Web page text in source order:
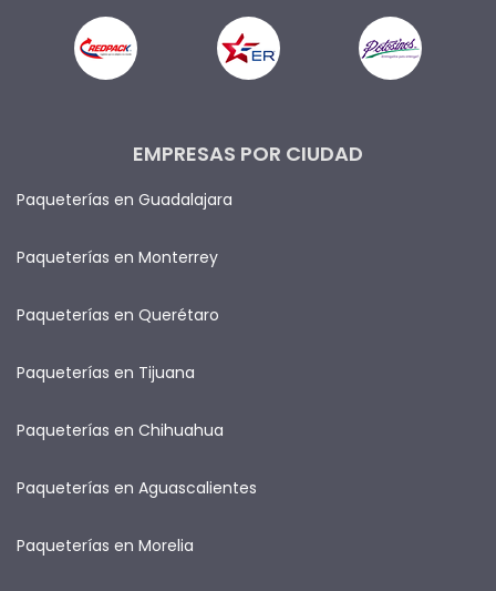
EMPRESAS POR CIUDAD
Paqueterías en Guadalajara
Paqueterías en Monterrey
Paqueterías en Querétaro
Paqueterías en Tijuana
Paqueterías en Chihuahua
Paqueterías en Aguascalientes
Paqueterías en Morelia